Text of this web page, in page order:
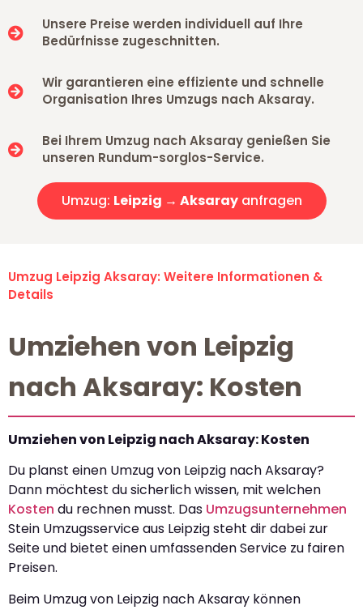
Unsere Preise werden individuell auf Ihre
Bedürfnisse zugeschnitten.
Wir garantieren eine effiziente und schnelle
Organisation Ihres Umzugs nach Aksaray.
Bei Ihrem Umzug nach Aksaray genießen Sie
unseren Rundum-sorglos-Service.
Umzug: Leipzig → Aksarayanfragen
Umzug Leipzig Aksaray: Weitere Informationen &
Details
Umziehen von Leipzig
nach Aksaray: Kosten
Umziehen von Leipzig nach Aksaray: Kosten
Du planst einen Umzug von Leipzig nach Aksaray?
Dann möchtest du sicherlich wissen, mit welchen
Kosten du rechnen musst. Das Umzugsunternehmen
Stein Umzugsservice aus Leipzig steht dir dabei zur
Seite und bietet einen umfassenden Service zu fairen
Preisen.
Beim Umzug von Leipzig nach Aksaray können